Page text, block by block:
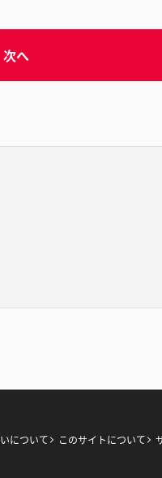
次へ
について このサイトについて